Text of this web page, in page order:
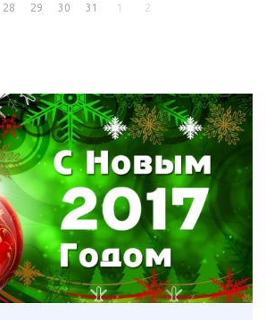
28 29 30 31 1 2